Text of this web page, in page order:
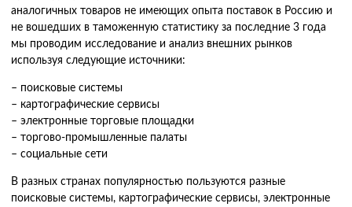
Железнодорожные перевозки
Морские и речные перевозки
Авиадоставка
Мультимодальные перевозки
Негабаритные перевозки
Комплексные логистические решения
Страхование грузов
аналогичных товаров не имеющих опыта поставок в Россию и
не вошедших в таможенную статистику за последние 3 года
мы проводим исследование и анализ внешних рынков
используя следующие источники:
– поисковые системы
– картографические сервисы
– электронные торговые площадки
– торгово-промышленные палаты
– социальные сети
В разных странах популярностью пользуются разные
поисковые системы, картографические сервисы, электронные